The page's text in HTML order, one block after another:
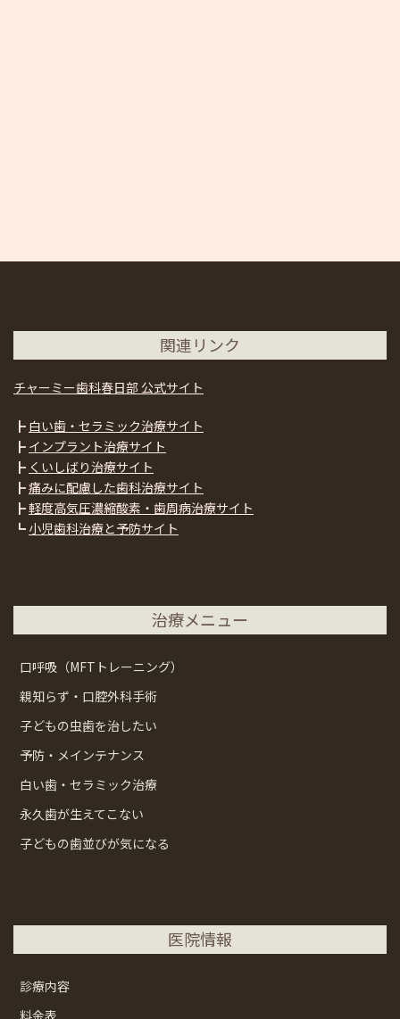
関連リンク
チャーミー歯科春日部 公式サイト
┣ 白い歯・セラミック治療サイト
┣ インプラント治療サイト
┣ くいしばり治療サイト
┣痛みに配慮した歯科治療サイト
┣軽度高気圧濃縮酸素・歯周病治療サイト
┗ 小児歯科治療と予防サイト
治療メニュー
口呼吸（MFTトレーニング）
親知らず・口腔外科手術
子どもの虫歯を治したい
予防・メインテナンス
白い歯・セラミック治療
永久歯が生えてこない
子どもの歯並びが気になる
医院情報
診療内容
料金表